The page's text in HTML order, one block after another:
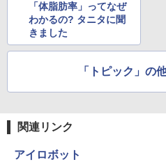
「体脂肪率」ってなぜ
わかるの? タニタに聞
きました
「トピック」の
関連リンク
アイロボット